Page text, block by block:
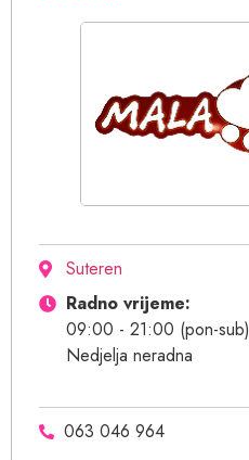
Suteren
Radno vrijeme:
09:00 - 21:00 (pon-sub)
Nedjelja neradna
063 046 964